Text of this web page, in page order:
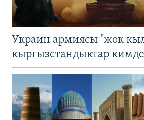
Украин армиясы "жок
кыргызстандыктар